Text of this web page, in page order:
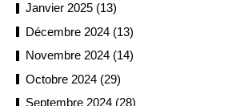
Janvier 2025 (13)
Décembre 2024 (13)
Novembre 2024 (14)
Octobre 2024 (29)
Septembre 2024 (28)